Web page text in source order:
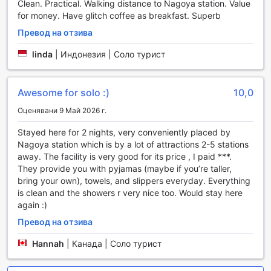
транспорт. Тук можете да се насладите на
обграждат замъка. Също така, близостта до
популярния търговски район Сакае предлага на
туристите възможността да се потопят в динамичния
живот на града, където можете да се насладите на
шопинг, развлечения и културни събития. Станция
Нагоя е перфектната отправна точка за изследване на
всичко, което този удивителен град предлага.
Как да стигнете до 9h nine hours Nagoya station от
летището
Пътуването от най-близкото летище до 9h nine hours
Nagoya station е лесно и удобно, благодарение на
отличната транспортна мрежа на Нагоя. Най-близкото
летище е Международно летище Чубу, известно още
като летище Нагоя, което се намира на около 40
километра от централната част на града. От летището
можете да вземете експресен влак Meitetsu μ-Sky,
минути. След като пристигнете на станция Нагоя, 9h
Clean. Practical. Walking distance to Nagoya station. Value
for money. Have glitch coffee as breakfast. Superb
Превод на отзива
linda Индонезия | Соло турист
Awesome for solo :) 10,0
Оценявани 9 Май 2026 г.
Stayed here for 2 nights, very conveniently placed by
Nagoya station which is by a lot of attractions 2-5 stations
away. The facility is very good for its price , I paid ***.
They provide you with pyjamas (maybe if you’re taller,
bring your own), towels, and slippers everyday. Everything
is clean and the showers r very nice too. Would stay here
again :)
Превод на отзива
Hannah Канада | Соло турист